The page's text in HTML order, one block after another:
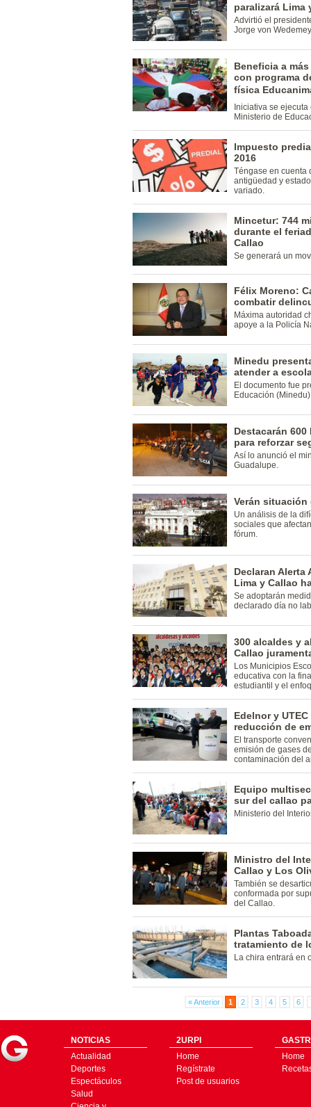
paralizará Lima
Advirtió el
Jorge von
Beneficia a
con programa
física
Iniciativa se
Ministerio de
Impuesto
2016
Téngase en cuenta
antigüedad y
variado.
Mincetur: 744
durante el
Callao
Se generará un
Félix Moreno:
combatir
Máxima autoridad
apoye a la Policía
Minedu
atender a
El documento fue
Educación
Destacarán
para reforzar
Así lo anunció el
Guadalupe.
Verán
Un análisis de la
sociales que
fórum.
Declaran Alerta
Lima y Callao
Se adoptarán
declarado día no
300 alcaldes y
Callao
Los Municipios
educativa con la
estudiantil y el
Edelnor y
reducción de
El transporte
emisión de gases
contaminación del
Equipo
sur del callao
Ministerio del
Ministro del
Callao y Los
También se
conformada por
del Callao.
Plantas
tratamiento de
La chira entrará en
« Anterior 1 2 3 4 5 6
NOTICIAS
Actualidad
Deportes
Espectáculos
Salud
2URPI
Home
Regístrate
Post de usuarios
Home